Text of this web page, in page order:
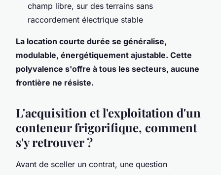
champ libre, sur des terrains sans
raccordement électrique stable
La location courte durée se généralise,
modulable, énergétiquement ajustable. Cette
polyvalence s'offre à tous les secteurs, aucune
frontière ne résiste.
L'acquisition et l'exploitation d'un
conteneur frigorifique, comment
s'y retrouver ?
Avant de sceller un contrat, une question